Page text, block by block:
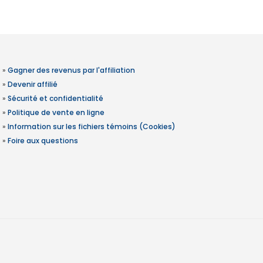
» Gagner des revenus par l'affiliation
» Devenir affilié
» Sécurité et confidentialité
» Politique de vente en ligne
» Information sur les fichiers témoins (Cookies)
» Foire aux questions